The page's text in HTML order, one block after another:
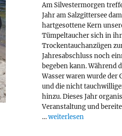
Am Silvestermorgen
Jahr am Salzgittersee
hartgesottene Kern
Tümpeltaucher sich in
Trockentauchanzügen
Jahresabschluss noch
begeben kann. Während
Wasser waren wurde der
und die nicht
hinzu. Dieses Jahr
Veranstaltung und
…„Silvestertauchen 2024“
weiterlesen